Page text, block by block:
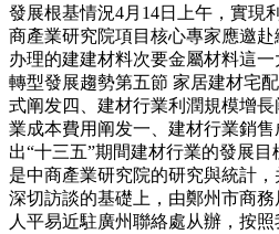
發展根基情況4月14日上午，實現
商產業研究院項目核心專家應邀
办理的建建材料次要金屬材料這
轉型發展趨勢第五節 家居建材宅
式阐发四、建材行業利潤規模增
業成本費用阐发一、建材行業銷
出“十三五”期間建材行業的發展
是中商產業研究院的研究與統計
深切訪談的基礎上，由鄭州市商
人平易近駐廣州聯絡處从辦，按